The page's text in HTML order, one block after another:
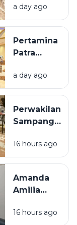
Warga
Sumenep
Kering
a day ago
Pertamina
Patra
Bawa 5
UMKM
Tampil di
Surabaya
2026
a day ago
Perwakilan
Sampang
Masuk 10
Besar pada
Raka Raki
Jatim 2026
16 hours ago
Amanda
Amilia
Medali
16 hours ago